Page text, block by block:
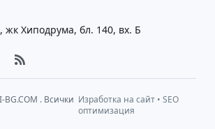
жк Хиподрума, бл. 140, вх. Б
R
s
s
BG.COM . Всички Изработка на сайт •SEO
оптимизация